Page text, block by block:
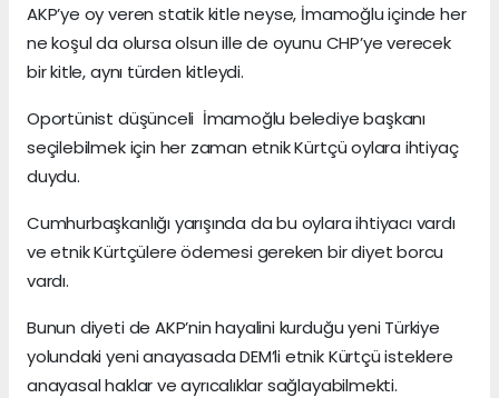
AKP’ye oy veren statik kitle neyse, İmamoğlu içinde her
ne koşul da olursa olsun ille de oyunu CHP’ye verecek
bir kitle, aynı türden kitleydi.
Oportünist düşünceli İmamoğlu belediye başkanı
seçilebilmek için her zaman etnik Kürtçü oylara ihtiyaç
duydu.
Cumhurbaşkanlığı yarışında da bu oylara ihtiyacı vardı
ve etnik Kürtçülere ödemesi gereken bir diyet borcu
vardı.
Bunun diyeti de AKP’nin hayalini kurduğu yeni Türkiye
yolundaki yeni anayasada DEM’li etnik Kürtçü isteklere
anayasal haklar ve ayrıcalıklar sağlayabilmekti.